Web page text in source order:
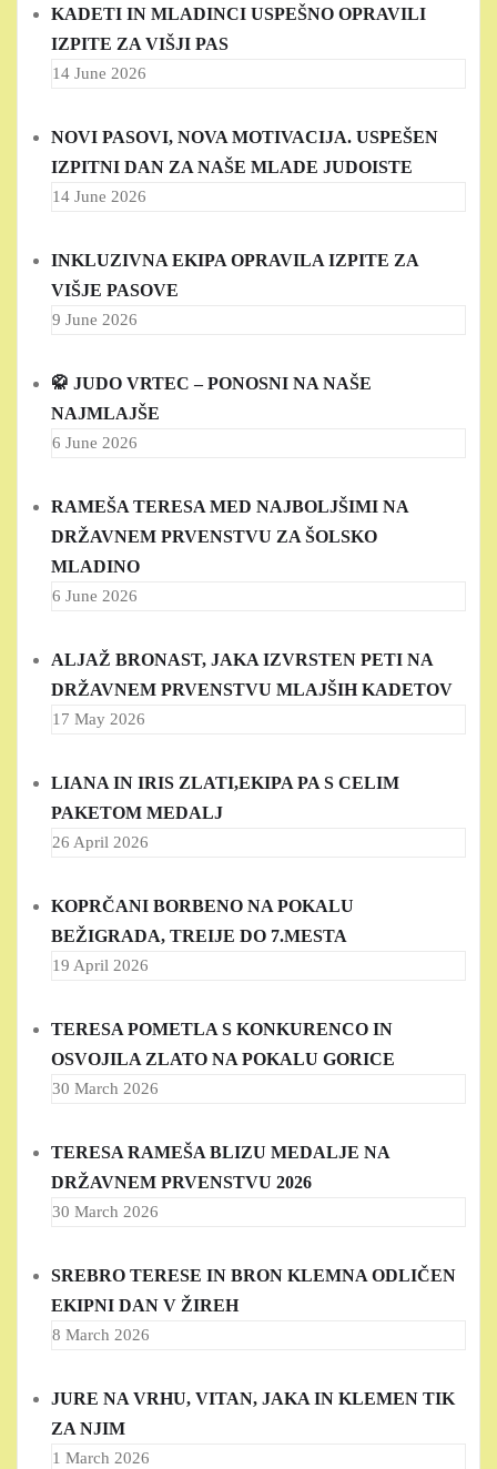
KADETI IN MLADINCI USPEŠNO OPRAVILI
IZPITE ZA VIŠJI PAS
14 June 2026
NOVI PASOVI, NOVA MOTIVACIJA. USPEŠEN
IZPITNI DAN ZA NAŠE MLADE JUDOISTE
14 June 2026
INKLUZIVNA EKIPA OPRAVILA IZPITE ZA
VIŠJE PASOVE
9 June 2026
🥋 JUDO VRTEC – PONOSNI NA NAŠE
NAJMLAJŠE
6 June 2026
RAMEŠA TERESA MED NAJBOLJŠIMI NA
DRŽAVNEM PRVENSTVU ZA ŠOLSKO
MLADINO
6 June 2026
ALJAŽ BRONAST, JAKA IZVRSTEN PETI NA
DRŽAVNEM PRVENSTVU MLAJŠIH KADETOV
17 May 2026
LIANA IN IRIS ZLATI,EKIPA PA S CELIM
PAKETOM MEDALJ
26 April 2026
KOPRČANI BORBENO NA POKALU
BEŽIGRADA, TREIJE DO 7.MESTA
19 April 2026
TERESA POMETLA S KONKURENCO IN
OSVOJILA ZLATO NA POKALU GORICE
30 March 2026
TERESA RAMEŠA BLIZU MEDALJE NA
DRŽAVNEM PRVENSTVU 2026
30 March 2026
SREBRO TERESE IN BRON KLEMNA ODLIČEN
EKIPNI DAN V ŽIREH
8 March 2026
JURE NA VRHU, VITAN, JAKA IN KLEMEN TIK
ZA NJIM
1 March 2026